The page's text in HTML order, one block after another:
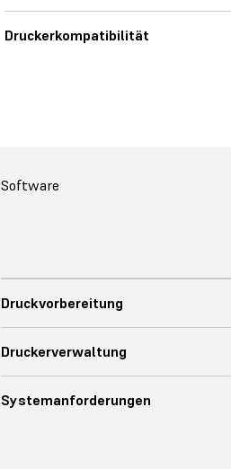
Druckerkompatibilität
Software
Druckvorbereitung
Druckerverwaltung
Systemanforderungen